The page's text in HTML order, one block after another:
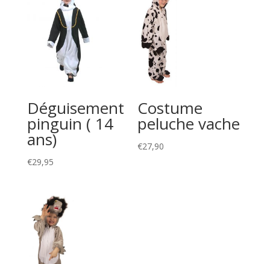
Déguisement
pinguin ( 14
ans)
€29,95
Costume
peluche vache
€27,90